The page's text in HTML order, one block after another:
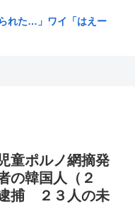
お金もらえる模様
携行を義務付け 熊本地
末のスーパースターみた
切れて学級崩壊www
れた…」ワイ「はえー
じ」 少年隊・錦織一清
童ポルノ網摘発
の韓国人（２
捕 ２３人の未